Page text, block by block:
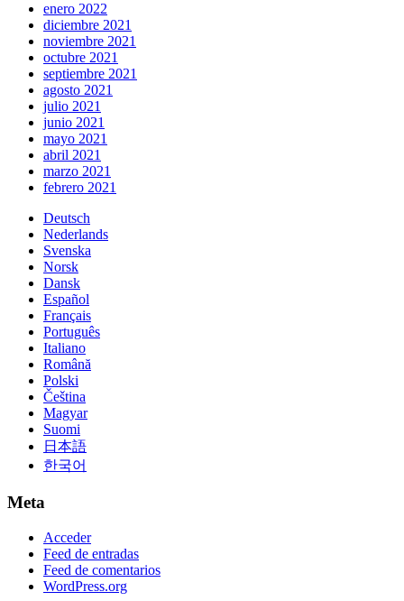
enero 2022
diciembre 2021
noviembre 2021
octubre 2021
septiembre 2021
agosto 2021
julio 2021
junio 2021
mayo 2021
abril 2021
marzo 2021
febrero 2021
Deutsch
Nederlands
Svenska
Norsk
Dansk
Español
Français
Português
Italiano
Română
Polski
Čeština
Magyar
Suomi
日本語
한국어
Meta
Acceder
Feed de entradas
Feed de comentarios
WordPress.org